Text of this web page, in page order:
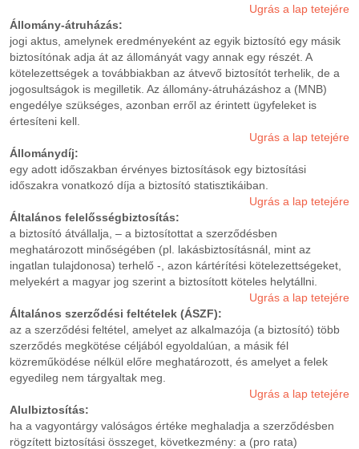
Ugrás a lap tetejére
Állomány-átruházás:
jogi aktus, amelynek eredményeként az egyik biztosító egy másik
biztosítónak adja át az állományát vagy annak egy részét. A
kötelezettségek a továbbiakban az átvevő biztosítót terhelik, de a
jogosultságok is megilletik. Az állomány-átruházáshoz a (MNB)
engedélye szükséges, azonban erről az érintett ügyfeleket is
értesíteni kell.
Ugrás a lap tetejére
Állománydíj:
egy adott időszakban érvényes biztosítások egy biztosítási
időszakra vonatkozó díja a biztosító statisztikáiban.
Ugrás a lap tetejére
Általános felelősségbiztosítás:
a biztosító átvállalja, – a biztosítottat a szerződésben
meghatározott minőségében (pl. lakásbiztosításnál, mint az
ingatlan tulajdonosa) terhelő -, azon kártérítési kötelezettségeket,
melyekért a magyar jog szerint a biztosított köteles helytállni.
Ugrás a lap tetejére
Általános szerződési feltételek (ÁSZF):
az a szerződési feltétel, amelyet az alkalmazója (a biztosító) több
szerződés megkötése céljából egyoldalúan, a másik fél
közreműködése nélkül előre meghatározott, és amelyet a felek
egyedileg nem tárgyaltak meg.
Ugrás a lap tetejére
Alulbiztosítás:
ha a vagyontárgy valóságos értéke meghaladja a szerződésben
rögzített biztosítási összeget, következmény: a (pro rata)